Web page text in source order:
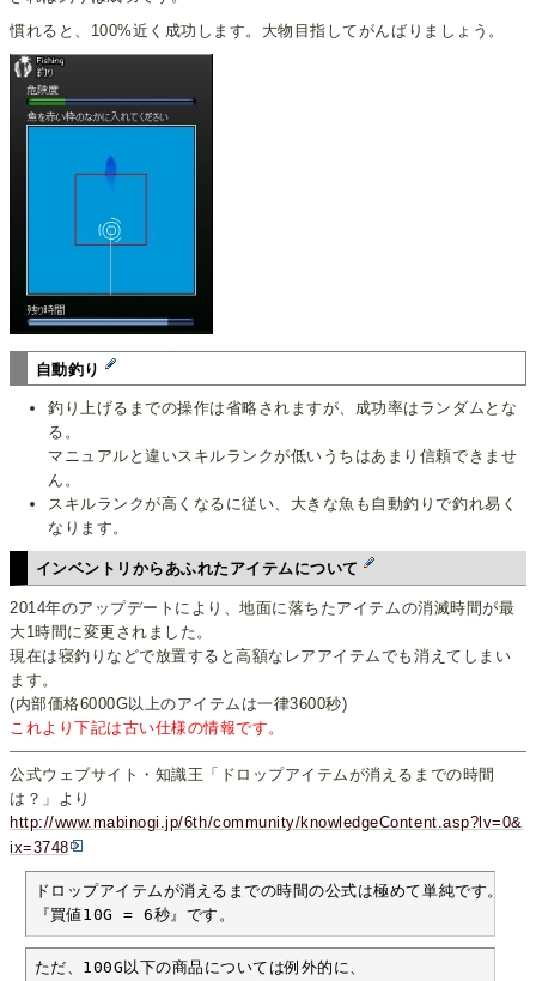
慣れると、100%近く成功します。大物目指してがんばりましょう。
自動釣り
釣り上げるまでの操作は省略されますが、成功率はランダムとな
る。
マニュアルと違いスキルランクが低いうちはあまり信頼できませ
ん。
スキルランクが高くなるに従い、大きな魚も自動釣りで釣れ易く
なります。
インベントリからあふれたアイテムについて
2014年のアップデートにより、地面に落ちたアイテムの消滅時間が最
大1時間に変更されました。
現在は寝釣りなどで放置すると高額なレアアイテムでも消えてしまい
ます。
(内部価格6000G以上のアイテムは一律3600秒)
これより下記は古い仕様の情報です。
公式ウェブサイト・知識王「ドロップアイテムが消えるまでの時間
は？」より
http://www.mabinogi.jp/6th/community/knowledgeContent.asp?lv=0&
ix=3748
ドロップアイテムが消えるまでの時間の公式は極めて単純です。
『買値10G = 6秒』です。
ただ、100G以下の商品については例外的に、